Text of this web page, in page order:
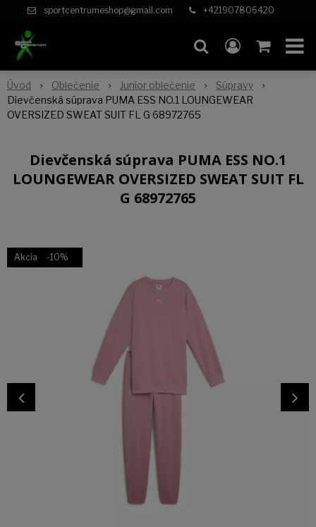
sportcentrumeshop@gmail.com +421907806420
Úvod Oblečenie Junior oblečenie
Súpravy
Dievčenská súprava PUMA ESS NO.1 LOUNGEWEAR
OVERSIZED SWEAT SUIT FL G 68972765
Dievčenská súprava PUMA ESS NO.1
LOUNGEWEAR OVERSIZED SWEAT SUIT FL
G 68972765
Akcia -10%